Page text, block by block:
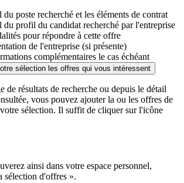
du poste recherché et les éléments de contrat
du profil du candidat recherché par l'entreprise
pour répondre à cette offre
de l'entreprise (si présente)
complémentaires le cas échéant
sélection les offres qui vous intéressent
de résultats de recherche ou depuis le détail
vous pouvez ajouter la ou les offres de
sélection. Il suffit de cliquer sur l'icône
ainsi dans votre espace personnel,
sélection d'offres ».